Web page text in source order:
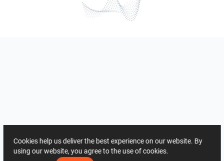
Cookies help us deliver the best experience on our website. By
using our website, you agree to the use of cookies.